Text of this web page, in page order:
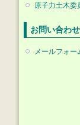
原子力土木委
お問い合わせ
メールフォー